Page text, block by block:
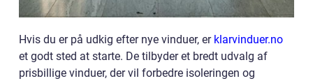
Hvis du er på udkig efter nye vinduer, er klarvinduer.no
et godt sted at starte. De tilbyder et bredt udvalg af
prisbillige vinduer, der vil forbedre isoleringen og